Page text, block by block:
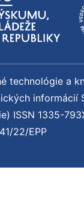
technológie a
informácií
ISSN 1335-
22/EPP